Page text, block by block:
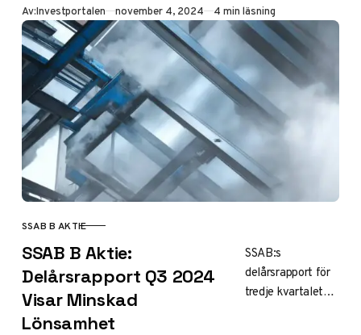
2024 visat stark
motståndskraft
mot rådande
marknadsutmanin
gar, där både…
Av:Investportalen Publicerad
november 4, 2024 4 min läsning
KATEGORI
SSAB B AKTIE
SSAB B Aktie:
Delårsrapport Q3 2024
Visar Minskad
Lönsamhet
SSAB:s
delårsrapport för
tredje kvartalet